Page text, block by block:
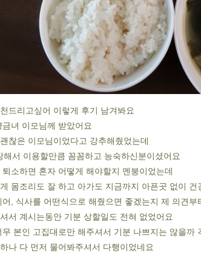
드리고싶어 이렇게 후기 남겨봐요
녀 이모님께 받았어요
찮은 이모님이었다고 강추해줬었는데
서 이용할만큼 꼼꼼하고 능숙하신분이셨어요
소하면 혼자 어떻게 해야할지 멘붕이었는데
몸조리도 잘 하고 아가도 지금까지 아픈곳 없이 건
, 식사를 어떤식으로 해줬으면 좋겠는지 제 의견부
서 계시는동안 기분 상할일도 전혀 없었어요
본인 고집대로만 해주셔서 기분 나쁘지는 않을까
나 다 먼저 물어봐주셔서 다행이었네요